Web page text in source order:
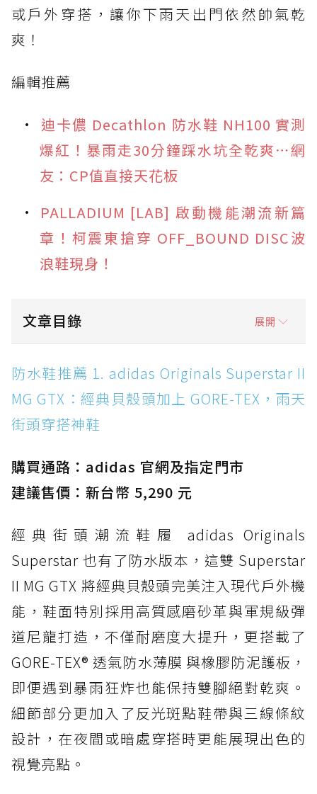
或戶外穿搭，讓你下雨天出門依然帥氣乾
爽！
編輯推薦
迪卡儂 Decathlon 防水鞋 NH100 實測
爆紅！暴雨走30分鐘踩水坑全乾爽⋯網
友：CP值直接天花板
PALLADIUM [LAB] 啟動機能潮流新篇
章！柯震東搶穿 OFF_BOUND DISC波
浪鞋現身！
文章目錄 展開
防水鞋推薦 1. adidas Originals Superstar II
MG GTX：經典貝殼頭加上 GORE-TEX，雨天街
頭穿搭神鞋
防水鞋推薦 2. New Balance Hierro v9 GORE-
防水鞋推薦 3. Nike Dunk Low GORE-TEX：
經典 Dunk 輪廓加上防水科技，雨天穿搭帥度不
打折
防水鞋推薦 4. ASICS TRABUCO 14 GTX：搭
載 GORE-TEX 隱形貼合科技，全方位防水神鞋
防水鞋推薦 5. Salomon XT-6 GORE-TEX：潮
人必備山系鞋王！防滑、防水與街頭顏值一次攻
頂
防水鞋推薦 6. HOKA Stinson Evo GTX：越野
復刻厚底，GORE-TEX 防水與增高神器一次滿
防水鞋推薦 7. Timberland Motion Access：
黃靴同級頂級防水，輕量化工裝健走鞋雨天必備
防水鞋推薦 7. Timberland Motion Access：
黃靴同級頂級防水，輕量化工裝健走鞋雨天必備
防水鞋推薦 1. adidas Originals Superstar II
MG GTX：經典貝殼頭加上 GORE-TEX，雨天
街頭穿搭神鞋
購買通路：adidas 官網及指定門市
建議售價：新台幣 5,290 元
經典街頭潮流鞋履 adidas Originals
Superstar 也有了防水版本，這雙 Superstar
II MG GTX 將經典貝殼頭完美注入現代戶外機
能，鞋面特別採用高質感磨砂革與軍規級彈
道尼龍打造，不僅耐磨度大提升，更搭載了
GORE-TEX® 透氣防水薄膜 與橡膠防泥護板，
即便遇到暴雨狂炸也能保持雙腳絕對乾爽。
細節部分更加入了反光斑點鞋帶與三線條紋
設計，在夜間或暗處穿搭時更能展現出色的
視覺亮點。